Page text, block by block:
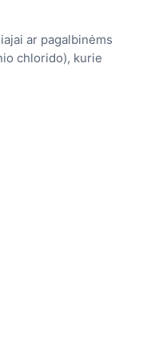
ar pagalbinėms
chlorido), kurie